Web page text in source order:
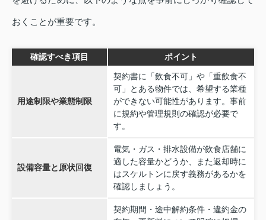
おくことが重要です。
確認すべき項目 ポイント
用途制限や業態制限
契約書に「飲食不可」や「重飲食不
可」とある物件では、希望する業種
ができない可能性があります。事前
に規約や管理規則の確認が必要で
す。
設備容量と原状回復
電気・ガス・排水設備が飲食店舗に
適した容量かどうか、また返却時に
はスケルトンに戻す義務があるかを
確認しましょう。
契約期間・途中解約条件・違約金の